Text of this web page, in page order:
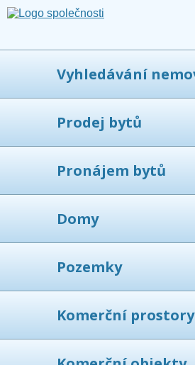
Vyhledávání
Prodej bytů
Pronájem bytů
Domy
Pozemky
Komerční prostory